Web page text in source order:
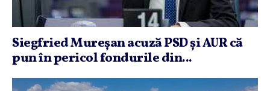
Siegfried Mureşan acuză PSD şi AUR că
pun în pericol fondurile din...